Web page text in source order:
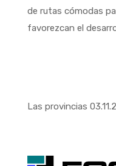
de rutas cómodas
favorezcan el
Las provincias